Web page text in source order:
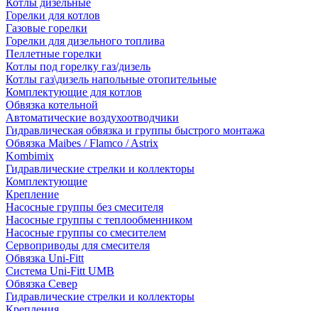
Горелки для котлов
Газовые горелки
Горелки для дизельного топлива
Пеллетные горелки
Котлы под горелку газ/дизель
Котлы газ\дизель напольные отопительные
Комплектующие для котлов
Обвязка котельной
Автоматические воздухоотводчики
Гидравлическая обвязка и группы быстрого монтажа
Обвязка Maibes / Flamco / Astrix
Kombimix
Гидравлические стрелки и коллекторы
Комплектующие
Крепление
Насосные группы без смесителя
Насосные группы с теплообменником
Насосные группы со смесителем
Сервоприводы для смесителя
Обвязка Uni-Fitt
Система Uni-Fitt UMB
Обвязка Север
Гидравлические стрелки и коллекторы